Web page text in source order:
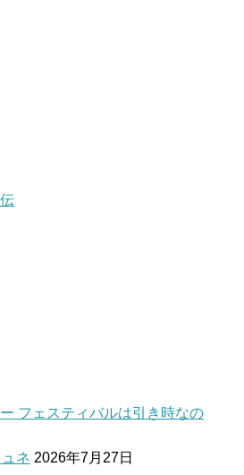
フェスティバルは引き時なの
ネ 2026年7月27日